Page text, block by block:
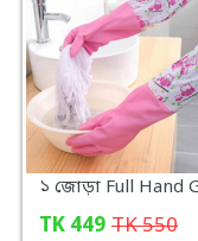
TK 449 TK550